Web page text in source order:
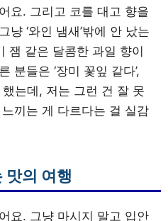
요. 그리고 코를 대고 향을
냥 ‘와인 냄새’밖에 안 났는
잼 같은 달콤한 과일 향이
분들은 ‘장미 꽃잎 같다’,
했는데, 저는 그런 건 잘 못
끼는 게 다르다는 걸 실감
맛의 여행
요. 그냥 마시지 말고 입안